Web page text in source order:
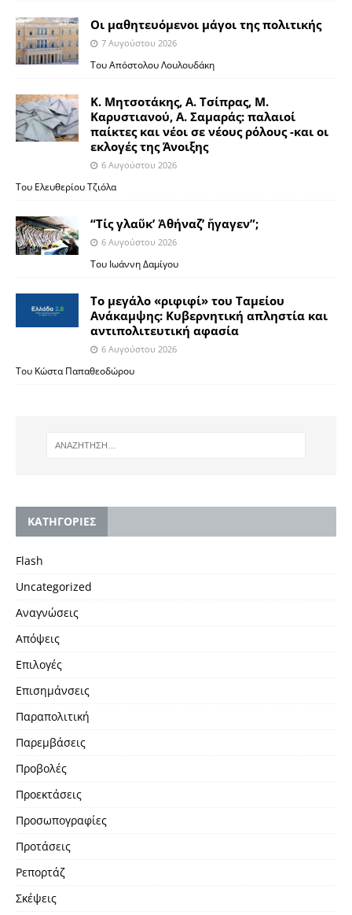
Οι μαθητευόμενοι μάγοι της πολιτικής
7 Αυγούστου 2026
Του Απόστολου Λουλουδάκη
Κ. Μητσοτάκης, Α. Τσίπρας, Μ.
Καρυστιανού, Α. Σαμαράς: παλαιοί
παίκτες και νέοι σε νέους ρόλους -και οι
εκλογές της Άνοιξης
6 Αυγούστου 2026
Του Ελευθερίου Τζιόλα
“Τίς γλαῦκ’ Ἀθήναζ’ ἤγαγεν”;
6 Αυγούστου 2026
Του Ιωάννη Δαμίγου
Το μεγάλο «ριφιφί» του Ταμείου
Ανάκαμψης: Κυβερνητική απληστία και
αντιπολιτευτική αφασία
6 Αυγούστου 2026
Του Κώστα Παπαθεοδώρου
KΑΤΗΓΟΡΙΕΣ
Flash
Uncategorized
Αναγνώσεις
Απόψεις
Επιλογές
Επισημάνσεις
Παραπολιτική
Παρεμβάσεις
Προβολές
Προεκτάσεις
Προσωπογραφίες
Προτάσεις
Ρεπορτάζ
Σκέψεις